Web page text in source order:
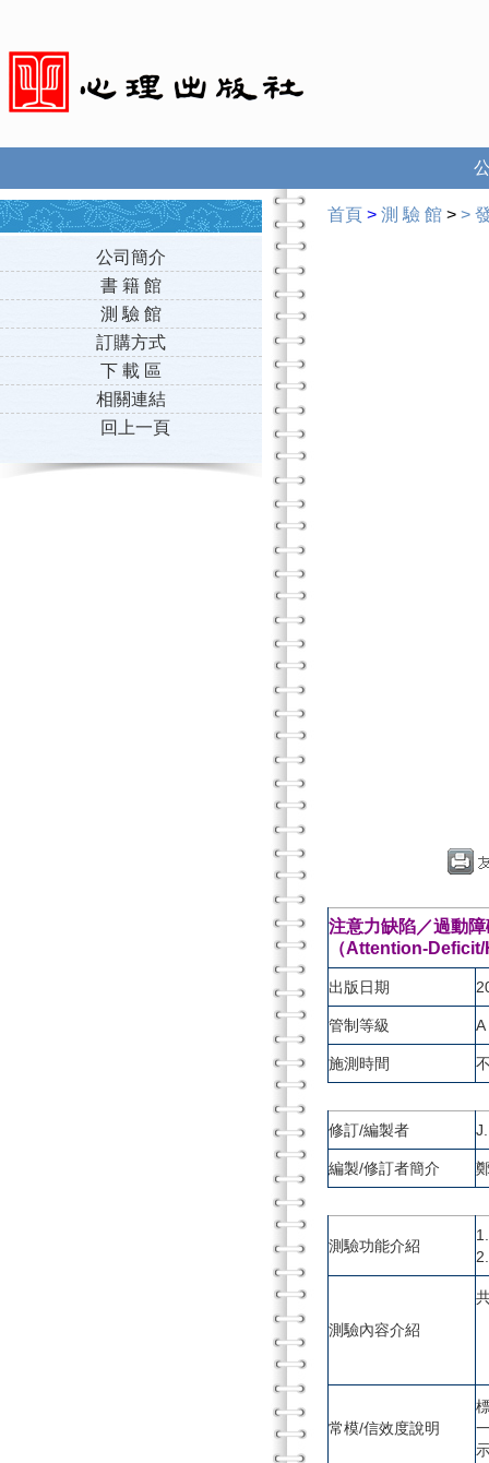
公司簡介
書 籍 館
測 驗 館
訂購方式
下 載 區
相關連結
回上一頁
首頁 > 測 驗 館 > >
注意力缺陷／過動
（Attention-
出版日期
管制等級 A
施測時間
修訂/編製者
編製/修訂者簡介
測驗功能介紹
測驗內容介紹
常模/信效度說明